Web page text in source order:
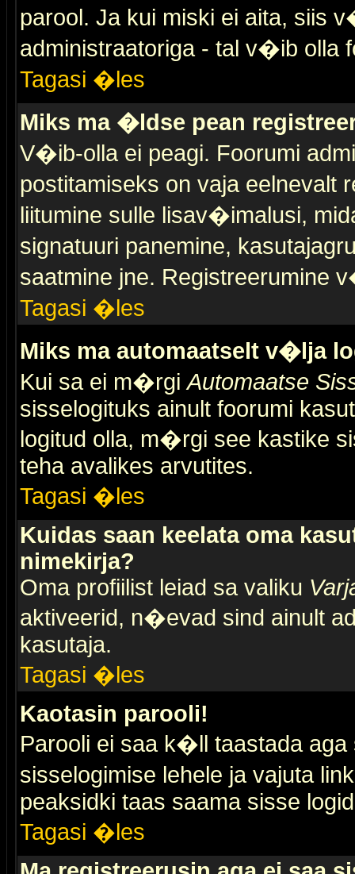
parool. Ja kui miski ei aita, siis
administraatoriga - tal v�ib olla
Tagasi �les
Miks ma �ldse pean
V�ib-olla ei peagi. Foorumi
postitamiseks on vaja eelnevalt
liitumine sulle lisav�imalusi,
signatuuri panemine,
saatmine jne. Registreerumine
Tagasi �les
Miks ma automaatselt v�lja
Kui sa ei m�rgiAutomaatse
sisselogituks ainult foorumi
logitud olla, m�rgi see kastike
teha avalikes arvutites.
Tagasi �les
Kuidas saan keelata oma
nimekirja?
Oma profiilist leiad sa valiku
aktiveerid, n�evad sind ainult
kasutaja.
Tagasi �les
Kaotasin parooli!
Parooli ei saa k�ll taastada aga
sisselogimise lehele ja vajuta
peaksidki taas saama sisse
Tagasi �les